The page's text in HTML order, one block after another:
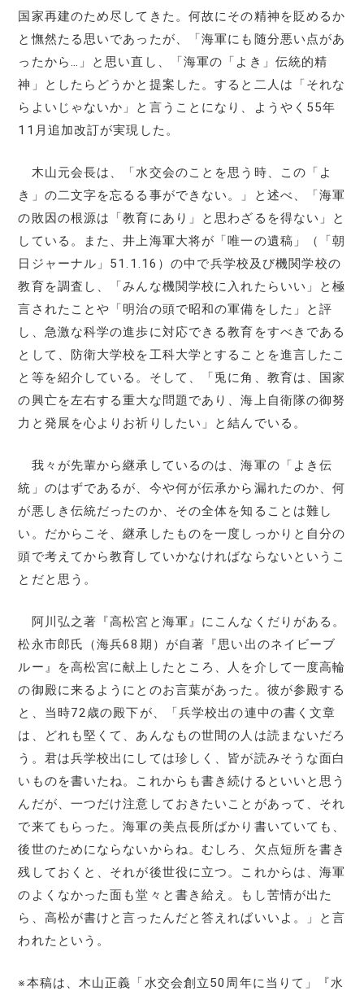
国家再建のため尽してきた。何故にその精神を貶めるか
と憮然たる思いであったが、「海軍にも随分悪い点があ
ったから…」と思い直し、「海軍の「よき」伝統的精
神」としたらどうかと提案した。すると二人は「それな
らよいじゃないか」と言うことになり、ようやく55年
11月追加改訂が実現した。
木山元会長は、「水交会のことを思う時、この「よ
き」の二文字を忘るる事ができない。」と述べ、「海軍
の敗因の根源は「教育にあり」と思わざるを得ない」と
している。また、井上海軍大将が「唯一の遺稿」（「朝
日ジャーナル」51.1.16）の中で兵学校及び機関学校の
教育を調査し、「みんな機関学校に入れたらいい」と極
言されたことや「明治の頭で昭和の軍備をした」と評
し、急激な科学の進歩に対応できる教育をすべきである
として、防衛大学校を工科大学とすることを進言したこ
と等を紹介している。そして、「兎に角、教育は、国家
の興亡を左右する重大な問題であり、海上自衛隊の御努
力と発展を心よりお祈りしたい」と結んでいる。
我々が先輩から継承しているのは、海軍の「よき伝
統」のはずであるが、今や何が伝承から漏れたのか、何
が悪しき伝統だったのか、その全体を知ることは難し
い。だからこそ、継承したものを一度しっかりと自分の
頭で考えてから教育していかなければならないというこ
とだと思う。
阿川弘之著『高松宮と海軍』にこんなくだりがある。
松永市郎氏（海兵68期）が自著『思い出のネイビーブ
ルー』を高松宮に献上したところ、人を介して一度高輪
の御殿に来るようにとのお言葉があった。彼が参殿する
と、当時72歳の殿下が、「兵学校出の連中の書く文章
は、どれも堅くて、あんなもの世間の人は読まないだろ
う。君は兵学校出にしては珍しく、皆が読みそうな面白
いものを書いたね。これからも書き続けるといいと思う
んだが、一つだけ注意しておきたいことがあって、それ
で来てもらった。海軍の美点長所ばかり書いていても、
後世のためにならないからね。むしろ、欠点短所を書き
残しておくと、それが後世役に立つ。これからは、海軍
のよくなかった面も堂々と書き給え。もし苦情が出た
ら、高松が書けと言ったんだと答えればいいよ。」と言
われたという。
※本稿は、木山正義「水交会創立50周年に当りて」『水